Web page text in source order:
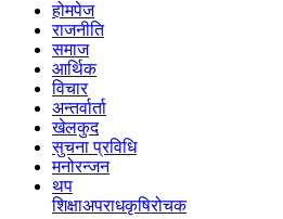
होमपेज
राजनीति
समाज
आर्थिक
विचार
अन्तर्वार्ता
खेलकुद
सुचना प्रविधि
मनोरन्जन
थप
शिक्षाअपराधकृषिरोचक